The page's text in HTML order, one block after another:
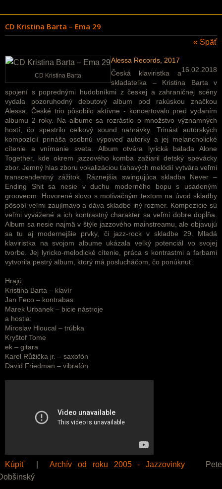
CD Kristina Barta – Ema 29
« Späť
CD Kristina Barta
Alessa Records, 2017
16.02.2018
Česká klaviristka a
skladateľka – Kristina Barta v
spojení s poprednými hudobníkmi z českej a zahraničnej scény
vydala pozoruhodný debutový album pod rakúskou značkou
Alessa. České trio pôsobilo aktívne - koncertovalo pred vydaním
albumu 2 roky. Na albume sa rozrástlo o množstvo významných
hostí, čo spestrilo celkový sound nahrávky. Trinásť autorských
kompozícií prináša osobnú výpoveď autorky a jej melancholické
cítenie a vnímanie sveta. Album otvára lyrická balada Alone
Together, kde okrem jazzového komba zažiaril detský spevácky
zbor. Jemný hlas zboru vokalizáciou ťahavých melódií vytvára veľmi
transcendentný zážitok. Ráznejšia swingujúca skladba Never –
Ending Shit sa nesie v duchu moderného bopu s usadeným
grooveom. Hovorené slovo s motivačným textom na úvod skladby
pôsobí veľmi zaujímavo a dáva skladbe iný rozmer. Kompozície sú
veľmi vyvážené a ich kontrastný charakter sa veľmi dobre dopĺňa.
Album sa nesie najmä v štýle jazzového mainstreamu, ale objavujú
sa tu aj modernejšie prvky, či jazz-rock v skladbe 29. Mladá
klaviristka na svojom albume ukázala veľký potenciál vo svojej
tvorbe. Jej lyricko-melodické cítenie, práca s kontrastmi a farbami
vytvorila pestrý album, ktorý má poslucháčom, čo ponúknuť.
Hrajú:
Kristina Barta – klavír
Jan Feco – kontrabas
Marek Urbanek – bicie nástroje
a hostia:
Miroslav Hloucal – trúbka
Kryštof Tome
ek – gitara
Karel Růžička jr. – saxofón
David Friedman – vibrafón
Kúpiť |Archív od roku 2005 - Jazzovinky